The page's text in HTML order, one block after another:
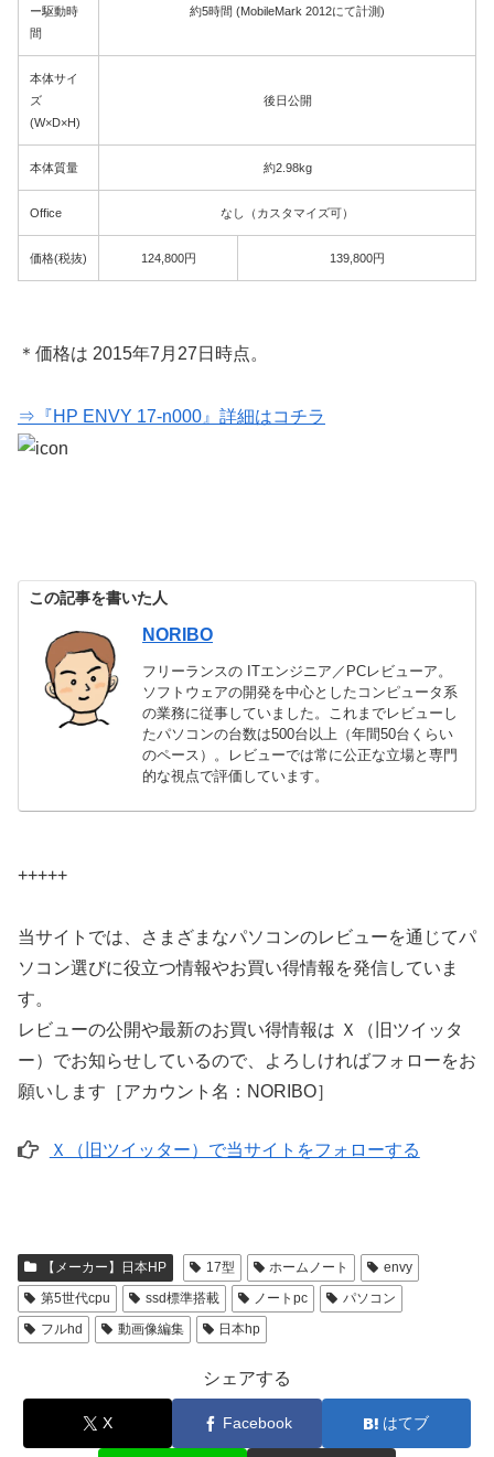
ー駆動時
間
約5時間 (MobileMark 2012にて計測)
本体サイ
ズ
(W×D×H)
後日公開
本体質量 約2.98kg
Office なし（カスタマイズ可）
価格(税抜) 124,800円 139,800円
＊価格は 2015年7月27日時点。
⇒『HP ENVY 17-n000』詳細はコチラ
この記事を書いた人
NORIBO
フリーランスの ITエンジニア／PCレビューア。
ソフトウェアの開発を中心としたコンピュータ系
の業務に従事していました。これまでレビューし
たパソコンの台数は500台以上（年間50台くらい
のペース）。レビューでは常に公正な立場と専門
的な視点で評価しています。
+++++
当サイトでは、さまざまなパソコンのレビューを通じてパ
ソコン選びに役立つ情報やお買い得情報を発信していま
す。
レビューの公開や最新のお買い得情報は Ｘ（旧ツイッタ
ー）でお知らせしているので、よろしければフォローをお
願いします［アカウント名：NORIBO］
Ｘ（旧ツイッター）で当サイトをフォローする
【メーカー】日本HP 17型 ホームノート
envy
第5世代cpu
ssd標準搭載 ノートpc
パソコン
フルhd
動画像編集 日本hp
シェアする
X Facebook はてブ